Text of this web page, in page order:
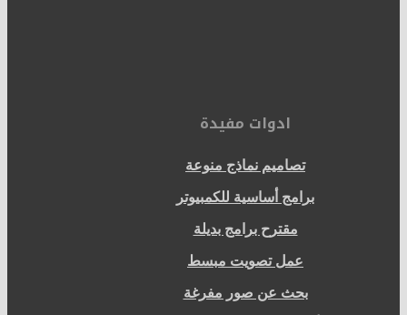
ادوات مفيدة
تصاميم نماذج منوعة
برامج أساسية للكمبيوتر
مقترح برامج بديلة
عمل تصويت مبسط
بحث عن صور مفرغة